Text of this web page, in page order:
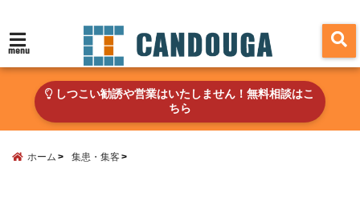
menu
しつこい勧誘や営業はいたしません！無料相談はこ
ちら
ホーム 集患・集客